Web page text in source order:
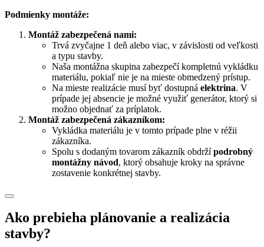
Podmienky montáže:
Montáž zabezpečená nami:
Trvá zvyčajne 1 deň alebo viac, v závislosti od veľkosti
a typu stavby.
Naša montážna skupina zabezpečí kompletnú vykládku
materiálu, pokiaľ nie je na mieste obmedzený prístup.
Na mieste realizácie musí byť dostupná elektrina. V
prípade jej absencie je možné využiť generátor, ktorý si
možno objednať za príplatok.
Montáž zabezpečená zákazníkom:
Vykládka materiálu je v tomto prípade plne v réžii
zákazníka.
Spolu s dodaným tovarom zákazník obdržípodrobný
montážny návod, ktorý obsahuje kroky na správne
zostavenie konkrétnej stavby.
Ako prebieha plánovanie a realizácia
stavby?